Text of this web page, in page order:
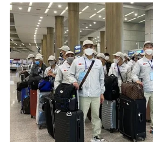
Liên hệ quảng cáo:024-7300.7108